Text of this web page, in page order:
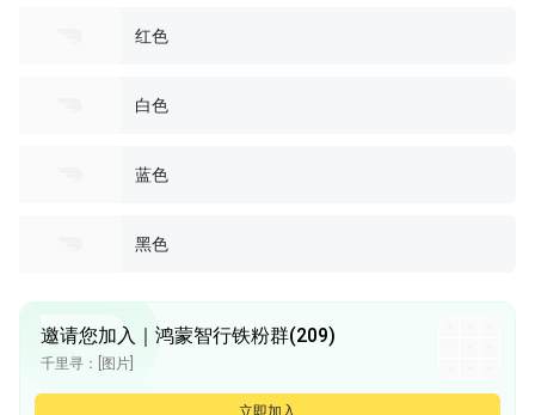
红色
白色
蓝色
黑色
邀请您加入｜鸿蒙智行铁粉群(209)
千里寻：[图片]
立即加入